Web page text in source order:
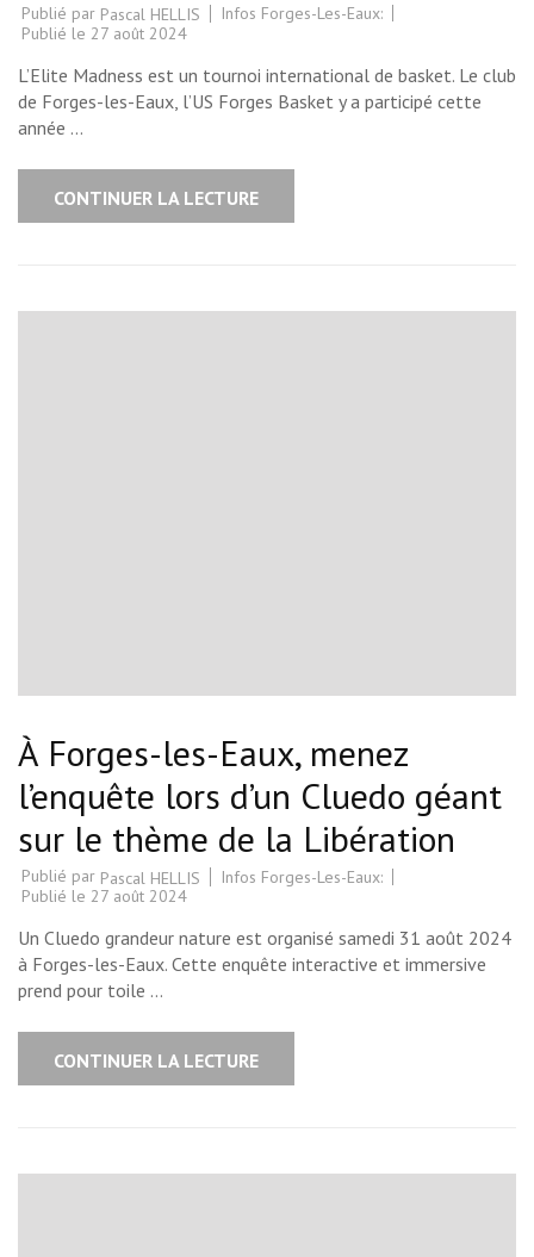
Publié par Pascal HELLIS
Infos Forges-Les-Eaux:
Publié le 27 août 2024
L’Elite Madness est un tournoi international de basket. Le club
de Forges-les-Eaux, l’US Forges Basket y a participé cette
année …
CONTINUER LA LECTURE
À Forges-les-Eaux, menez
l’enquête lors d’un Cluedo géant
sur le thème de la Libération
Publié par Pascal HELLIS
Infos Forges-Les-Eaux:
Publié le 27 août 2024
Un Cluedo grandeur nature est organisé samedi 31 août 2024
à Forges-les-Eaux. Cette enquête interactive et immersive
prend pour toile …
CONTINUER LA LECTURE